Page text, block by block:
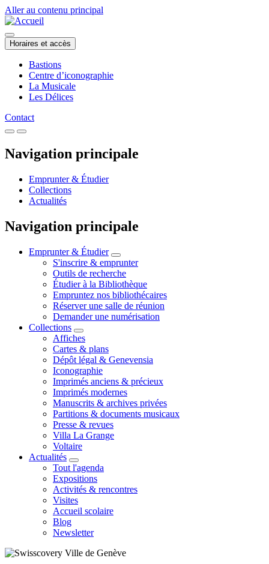
Aller au contenu principal
Horaires et accès
Bastions
Centre d’iconographie
La Musicale
Les Délices
Contact
Navigation principale
Emprunter & Étudier
Collections
Actualités
Navigation principale
Emprunter & Étudier
S'inscrire & emprunter
Outils de recherche
Étudier à la Bibliothèque
Empruntez nos bibliothécaires
Réserver une salle de réunion
Demander une numérisation
Collections
Affiches
Cartes & plans
Dépôt légal & Genevensia
Iconographie
Imprimés anciens & précieux
Imprimés modernes
Manuscrits & archives privées
Partitions & documents musicaux
Presse & revues
Villa La Grange
Voltaire
Actualités
Tout l'agenda
Expositions
Activités & rencontres
Visites
Accueil scolaire
Blog
Newsletter